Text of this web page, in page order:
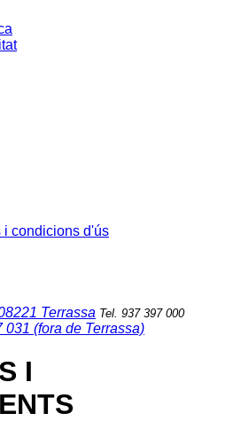
i condicions d'ús
Terrassa Tel. 937 397 000
031 (fora de Terrassa)
I